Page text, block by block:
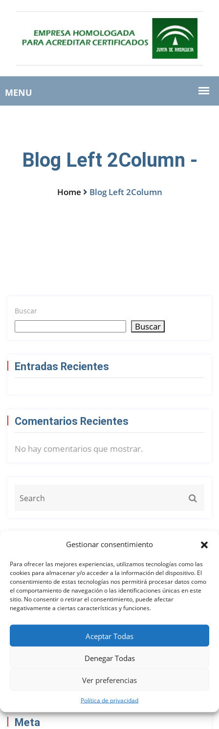
Gestionar consentimiento
Para ofrecer las mejores experiencias, utilizamos tecnologías como las
cookies para almacenar y/o acceder a la información del dispositivo. El
consentimiento de estas tecnologías nos permitirá procesar datos como
el comportamiento de navegación o las identificaciones únicas en este
sitio. No consentir o retirar el consentimiento, puede afectar
negativamente a ciertas características y funciones.
Aceptar Todas
Denegar Todas
Ver preferencias
Política de privacidad
Blog Left 2Column -
Home Blog Left 2Column
Buscar
Buscar
Entradas Recientes
Comentarios Recientes
No hay comentarios que mostrar.
Category
No hay categorías
Meta